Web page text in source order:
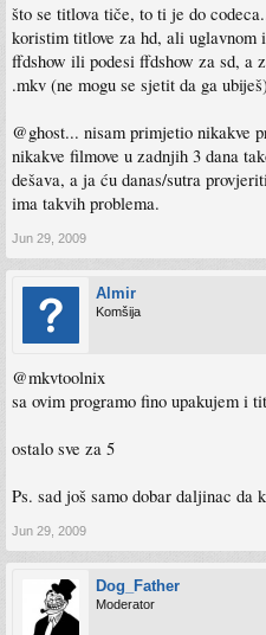
što se titlova tiče, to ti je do
koristim titlove za hd, ali uglavnom
ffdshow ili podesi ffdshow za sd, a
.mkv (ne mogu se sjetit da ga
@ghost... nisam primjetio nikakve
nikakve filmove u zadnjih 3 dana
dešava, a ja ću danas/sutra
ima takvih problema.
Jun 29, 2009
Almir
Komšija
@mkvtoolnix
sa ovim programo fino upakujem i
ostalo sve za 5
Ps. sad još samo dobar daljinac da
Jun 29, 2009
Dog_Father
Moderator